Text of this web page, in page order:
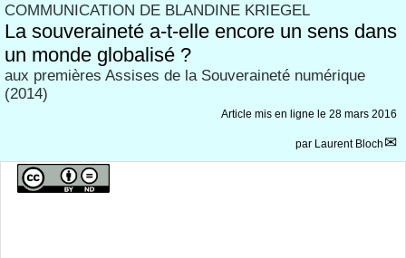
COMMUNICATION DE BLANDINE KRIEGEL
La souveraineté a-t-elle encore un sens dans
un monde globalisé ?
aux premières Assises de la Souveraineté numérique
(2014)
Article mis en ligne le 28 mars 2016
par Laurent Bloch